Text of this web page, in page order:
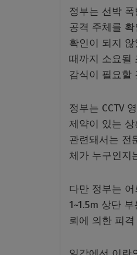
정부는 선박
공격 주체를
확인이 되지
때까지 소요될
감식이 필요할
정부는 CCTV
제약이 있는
관련돼서는 전
체가 누구인지
다만 정부는
1~1.5m 상단
뢰에 의한 피